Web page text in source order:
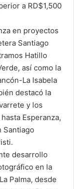
a RD$1,500
en proyectos
Santiago
Hatillo
así como la
La Isabela
destacó la
y los
Esperanza,
Santiago
desarrollo
en la
Palma, desde